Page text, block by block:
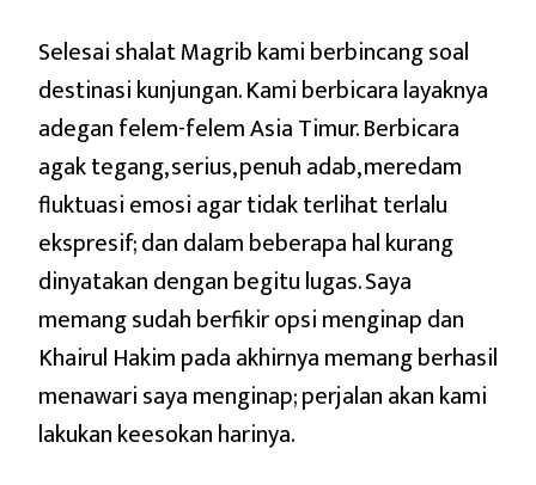
Selesai shalat Magrib kami berbincang soal
destinasi kunjungan. Kami berbicara layaknya
adegan felem-felem Asia Timur. Berbicara
agak tegang, serius, penuh adab, meredam
fluktuasi emosi agar tidak terlihat terlalu
ekspresif; dan dalam beberapa hal kurang
dinyatakan dengan begitu lugas. Saya
memang sudah berfikir opsi menginap dan
Khairul Hakim pada akhirnya memang berhasil
menawari saya menginap; perjalan akan kami
lakukan keesokan harinya.